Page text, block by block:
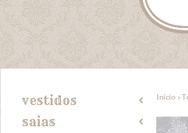
vestidos 2
saias 2
Início ›